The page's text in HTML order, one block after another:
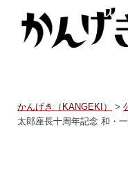
かんげき（KANGEKI） >
太郎座長十周年記念 和・